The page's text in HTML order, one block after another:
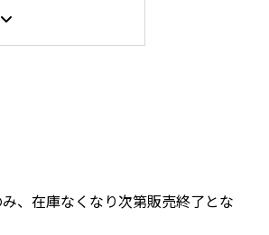
、在庫なくなり次第販売終了とな